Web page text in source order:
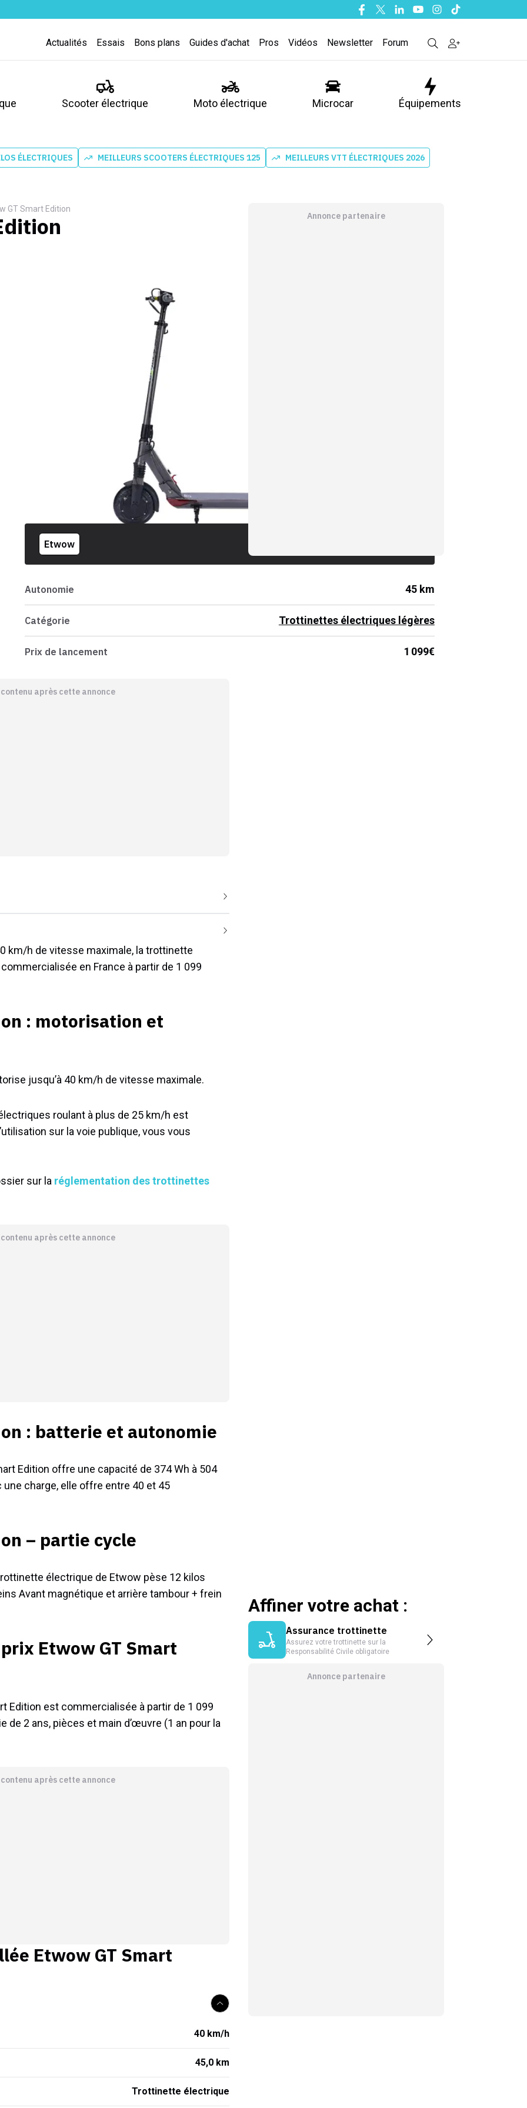
Facebook
TwitterLinkedinYoutubeInstagram
Tiktok
Actualités Essais Bons plans Guides d'achat Pros Vidéos Newsletter Forum
Scooter électrique Moto électrique Microcar Équipements
ÉLECTRIQUES MEILLEURS SCOOTERS ÉLECTRIQUES 125 MEILLEURS VTT ÉLECTRIQUES 2026
GT Smart Edition
Etwow
Autonomie 45 km
Catégorie Trottinettes électriques légères
Prix de lancement 1 099€
après cette annonce
km/h de vitesse maximale, la trottinette
en France à partir de 1 099
: motorisation et
jusqu’à 40 km/h de vitesse maximale.
roulant à plus de 25 km/h est
sur la voie publique, vous vous
sur la réglementation des trottinettes
après cette annonce
: batterie et autonomie
Edition offre une capacité de 374 Wh à 504
charge, elle offre entre 40 et 45
– partie cycle
électrique de Etwow pèse 12 kilos
Avant magnétique et arrière tambour + frein
Etwow GT Smart
Edition est commercialisée à partir de 1 099
de 2 ans, pièces et main d’œuvre (1 an pour la
après cette annonce
Etwow GT Smart
40 km/h
45,0 km
Trottinette électrique
Annonce partenaire
Affiner votre achat :
Assurance trottinette
Assurez votre trottinette sur la
Responsabilité Civile obligatoire
Annonce partenaire